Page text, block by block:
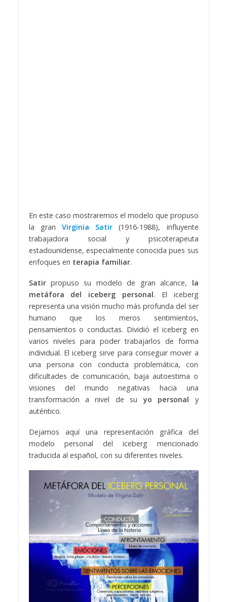
En este caso mostraremos el modelo que propuso
la gran Virginia Satir (1916-1988), influyente
trabajadora social y psicoterapeuta
estadounidense, especialmente conocida pues sus
enfoques en terapia familiar.
Satir propuso su modelo de gran alcance, la
metáfora del iceberg personal. El iceberg
representa una visión mucho más profunda del ser
humano que los meros sentimientos,
pensamientos o conductas. Dividió el iceberg en
varios niveles para poder trabajarlos de forma
individual. El iceberg sirve para conseguir mover a
una persona con conducta problemática, con
dificultades de comunicación, baja autoestima o
visiones del mundo negativas hacia una
transformación a nivel de su yo personal y
auténtico.
Dejamos aquí una representación gráfica del
modelo personal del iceberg mencionado
traducida al español, con su diferentes niveles.